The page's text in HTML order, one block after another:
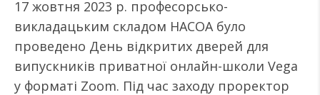
17 жовтня 2023 р. професорсько-
викладацьким складом НАСОА було
проведено День відкритих дверей для
випускників приватної онлайн-школи Vega
у форматі Zoom. Під час заходу проректор